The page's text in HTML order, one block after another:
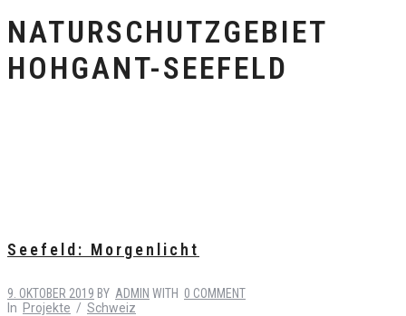
NATURSCHUTZGEBIET
HOHGANT-SEEFELD
Seefeld: Morgenlicht
9. OKTOBER 2019 BY ADMIN WITH 0 COMMENT
In Projekte / Schweiz